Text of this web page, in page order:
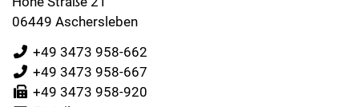
06449 Aschersleben
+49 3473 958-662
+49 3473 958-667
+49 3473 958-920